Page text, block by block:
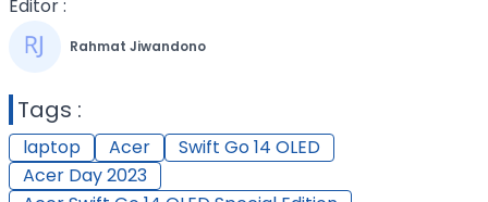
Editor :
Rahmat Jiwandono
Tags :
laptop Acer
Swift Go 14 OLED
Acer Day 2023